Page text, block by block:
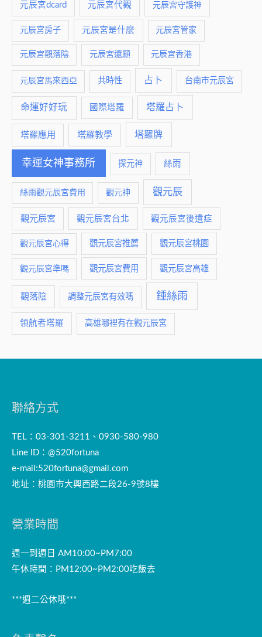
元辰宮dcard 元辰宮代觀 元辰宮守護神
元辰宮房子 元辰宮是什麼 元辰宮管家
元辰宮觀落陰 元辰宮還願 元辰宮香港
元辰宮馬來西亞 共時性 占卜 台南市元辰宮
命運好好玩 國際塔羅 塔羅占卜
塔羅應用 塔羅教學 塔羅牌
幸運女神事務所 探元神 絲雨
絲雨觀元辰宮費用 觀元神 觀元辰
觀元辰宮 觀元辰宮台北 觀元辰宮後遺症
觀元辰宮心得 觀元辰宮推薦 觀元辰宮桃園
觀元辰宮準嗎 觀元辰宮費用 觀元辰宮高雄
觀落陰 調整元辰宮有效嗎 鍾絲雨
領航者塔羅 高雄哪裡有在觀元辰宮
聯絡方式
TEL：03-301-3211、0930-580-980
Line ID：@520fortuna
e-mail:520fortuna@gmail.com
地址：桃園市大興西路二段26-9號8樓
營業時間
週一到週日 AM10:00~PM7:00
午休時間：PM12:00~PM2:00吃飯去
***週二公休哦***